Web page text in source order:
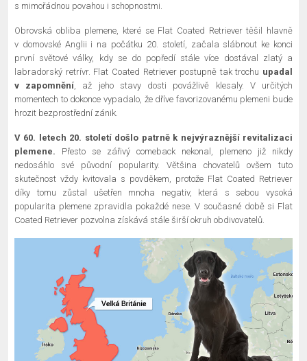
s mimořádnou povahou i schopnostmi.
Obrovská obliba plemene, které se Flat Coated Retriever těšil hlavně
v domovské Anglii i na počátku 20. století, začala slábnout ke konci
první světové války, kdy se do popředí stále více dostával zlatý a
labradorský retrívr. Flat Coated Retriever postupně tak trochu upadal
v zapomnění, až jeho stavy dosti povážlivě klesaly. V určitých
momentech to dokonce vypadalo, že dříve favorizovanému plemeni bude
hrozit bezprostřední zánik.
V 60. letech 20. století došlo patrně k nejvýraznější revitalizaci
plemene. Přesto se zářivý comeback nekonal, plemeno již nikdy
nedosáhlo své původní popularity. Většina chovatelů ovšem tuto
skutečnost vždy kvitovala s povděkem, protože Flat Coated Retriever
díky tomu zůstal ušetřen mnoha negativ, která s sebou vysoká
popularita plemene zpravidla pokaždé nese. V současné době si Flat
Coated Retriever pozvolna získává stále širší okruh obdivovatelů.